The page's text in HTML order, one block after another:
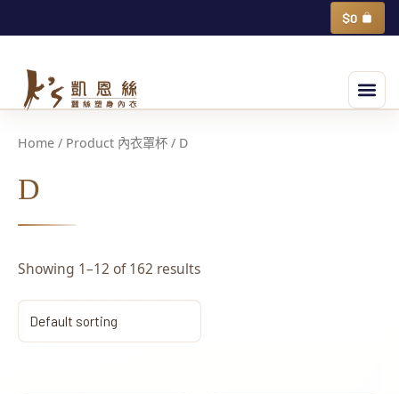
至
內
$0
物
籃
選
單
Home / Product 內衣罩杯 / D
D
Showing 1–12 of 162 results